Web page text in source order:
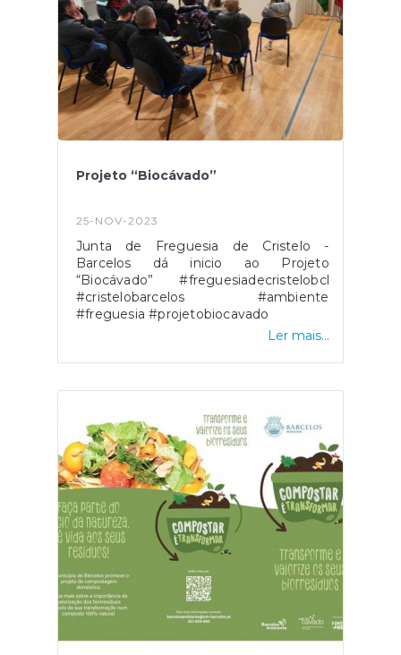
Projeto “Biocávado”
25-NOV-2023
Junta de Freguesia de Cristelo -
Barcelos dá inicio ao Projeto
“Biocávado” #freguesiadecristelobcl
#cristelobarcelos #ambiente
#freguesia #projetobiocavado
Ler mais...